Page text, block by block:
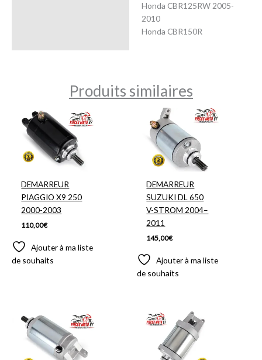
Honda CBR125RW 2005-
2010
Honda CBR150R
Produits similaires
DEMARREUR
PIAGGIO X9 250
2000-2003
110,00€
Ajouter à ma liste
de souhaits
DEMARREUR
SUZUKI DL 650
V-STROM 2004–
2011
145,00€
Ajouter à ma liste
de souhaits